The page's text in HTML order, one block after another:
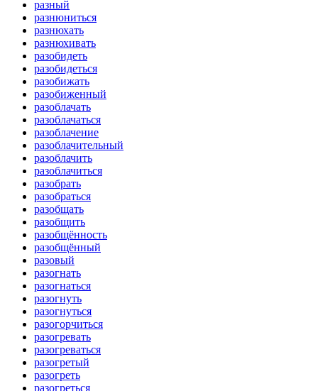
разный
разнюниться
разнюхать
разнюхивать
разобидеть
разобидеться
разобижать
разобиженный
разоблачать
разоблачаться
разоблачение
разоблачительный
разоблачить
разоблачиться
разобрать
разобраться
разобщать
разобщить
разобщённость
разобщённый
разовый
разогнать
разогнаться
разогнуть
разогнуться
разогорчиться
разогревать
разогреваться
разогретый
разогреть
разогреться